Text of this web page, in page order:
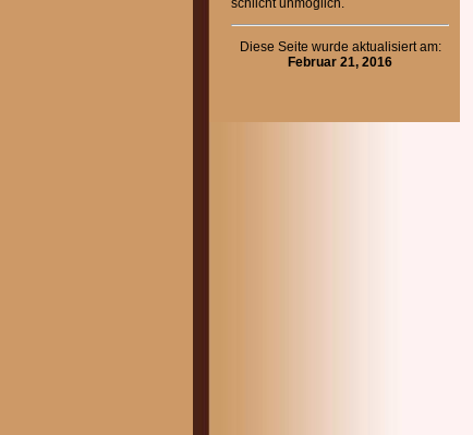
schlicht unmöglich.
Diese Seite wurde aktualisiert am:
Februar 21, 2016